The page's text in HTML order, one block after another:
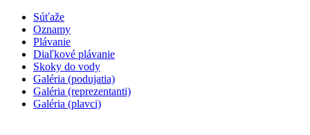
Súťaže
Oznamy
Plávanie
Diaľkové plávanie
Skoky do vody
Galéria (podujatia)
Galéria (reprezentanti)
Galéria (plavci)